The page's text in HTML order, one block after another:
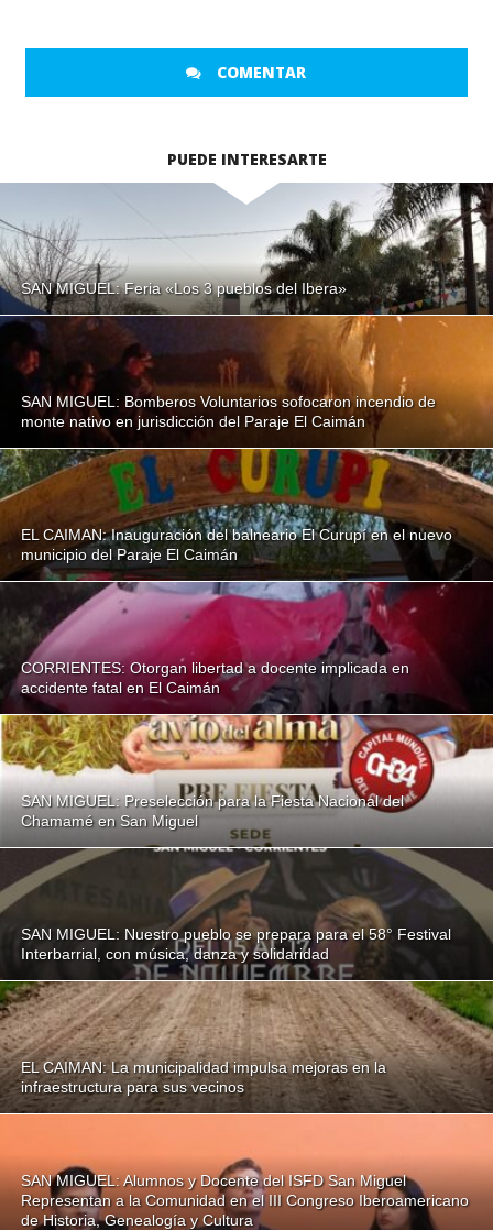
COMENTAR
PUEDE INTERESARTE
SAN MIGUEL: Feria «Los 3 pueblos del Ibera»
SAN MIGUEL: Bomberos Voluntarios sofocaron incendio de
monte nativo en jurisdicción del Paraje El Caimán
EL CAIMAN: Inauguración del balneario El Curupí en el nuevo
municipio del Paraje El Caimán
CORRIENTES: Otorgan libertad a docente implicada en
accidente fatal en El Caimán
SAN MIGUEL: Preselección para la Fiesta Nacional del
Chamamé en San Miguel
SAN MIGUEL: Nuestro pueblo se prepara para el 58° Festival
Interbarrial, con música, danza y solidaridad
EL CAIMAN: La municipalidad impulsa mejoras en la
infraestructura para sus vecinos
SAN MIGUEL: Alumnos y Docente del ISFD San ​​Miguel
Representan a la Comunidad en el III Congreso Iberoamericano
de Historia, Genealogía y Cultura